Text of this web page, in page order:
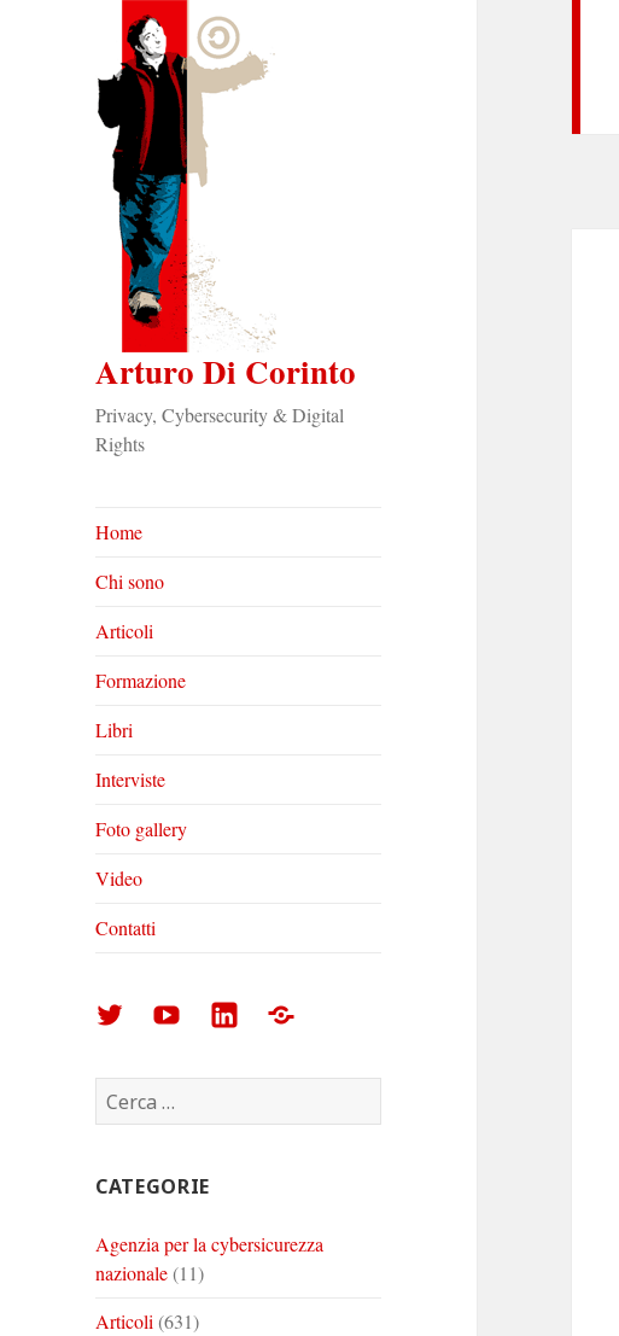
Arturo Di Corinto
Privacy, Cybersecurity & Digital
Rights
Home
Chi sono
Articoli
Formazione
Libri
Interviste
Foto gallery
Video
Contatti
Arturo
Corinto
su
Arturo
Corinto
su
Arturo
su
Foto
Ricerca
per:
CATEGORIE
Agenzia per la cybersicurezza
nazionale(11)
Articoli (631)